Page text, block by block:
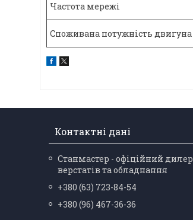
Частота мережі
Споживана потужність двигуна
Контактні дані
Станмастер - офіційний дилер
верстатів та обладнання
+380 (63) 723-84-54
+380 (96) 467-36-36